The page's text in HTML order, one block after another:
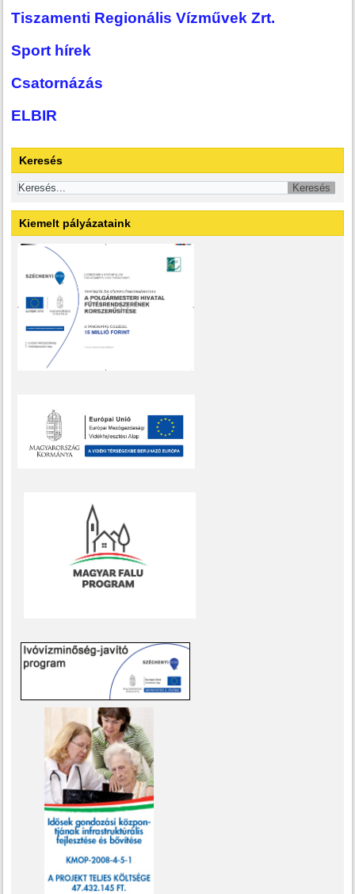
Tiszamenti Regionális Vízművek Zrt.
Sport hírek
Csatornázás
ELBIR
Keresés
Kiemelt pályázataink